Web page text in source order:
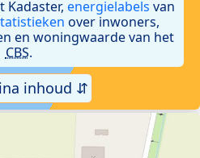
Kadaster, energielabels van
over inwoners,
en woningwaarde van het
CBS.
inhoud ⇵